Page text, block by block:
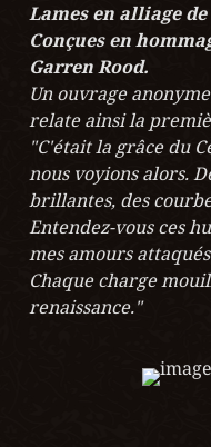
Lames en alliage
Conçues en
Garren Rood.
Un ouvrage
relate ainsi la
"C'était la grâce du
nous voyions alors.
brillantes, des
Entendez-vous ces
mes amours
Chaque charge
renaissance."